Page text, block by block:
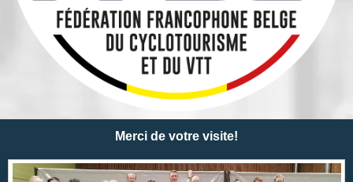
Merci de votre visite!